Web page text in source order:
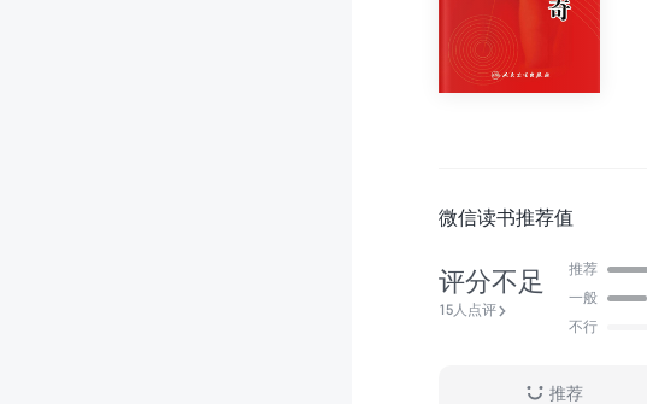
微信读书推荐值
评分不足
15人点评
推荐
一般
不行
推荐